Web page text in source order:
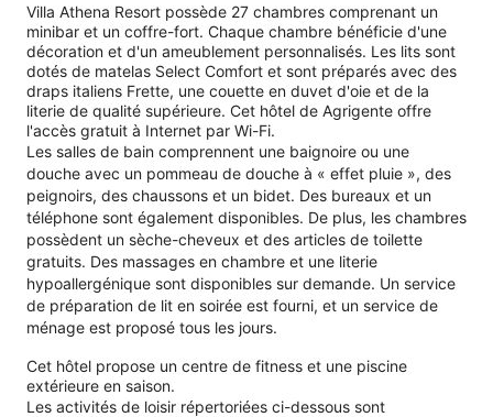
Villa Athena Resort possède 27 chambres comprenant un
minibar et un coffre-fort. Chaque chambre bénéficie d'une
décoration et d'un ameublement personnalisés. Les lits sont
dotés de matelas Select Comfort et sont préparés avec des
draps italiens Frette, une couette en duvet d'oie et de la
literie de qualité supérieure. Cet hôtel de Agrigente offre
l'accès gratuit à Internet par Wi-Fi.
Les salles de bain comprennent une baignoire ou une
douche avec un pommeau de douche à « effet pluie », des
peignoirs, des chaussons et un bidet. Des bureaux et un
téléphone sont également disponibles. De plus, les chambres
possèdent un sèche-cheveux et des articles de toilette
gratuits. Des massages en chambre et une literie
hypoallergénique sont disponibles sur demande. Un service
de préparation de lit en soirée est fourni, et un service de
ménage est proposé tous les jours.
Cet hôtel propose un centre de fitness et une piscine
extérieure en saison.
Les activités de loisir répertoriées ci-dessous sont